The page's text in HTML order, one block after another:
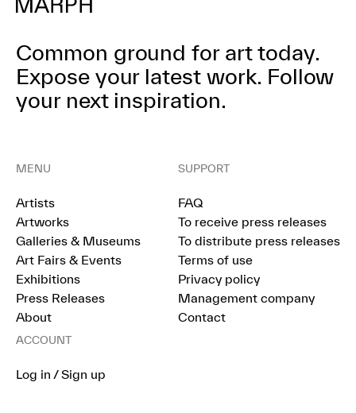
Common ground for art today.
Expose your latest work. Follow
your next inspiration.
MENU
Artists
Artworks
Galleries & Museums
Art Fairs & Events
Exhibitions
Press Releases
About
SUPPORT
FAQ
To receive press releases
To distribute press releases
Terms of use
Privacy policy
Management company
Contact
ACCOUNT
Log in / Sign up